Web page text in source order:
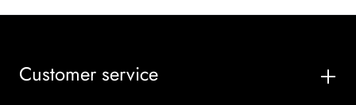
Customer service